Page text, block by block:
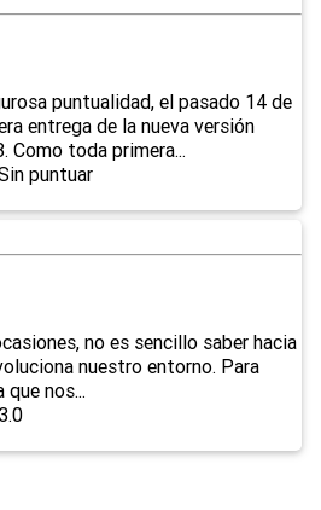
puntualidad, el pasado 14 de
entrega de la nueva versión
Como toda primera...
puntuar
no es sencillo saber hacia
nuestro entorno. Para
nos...